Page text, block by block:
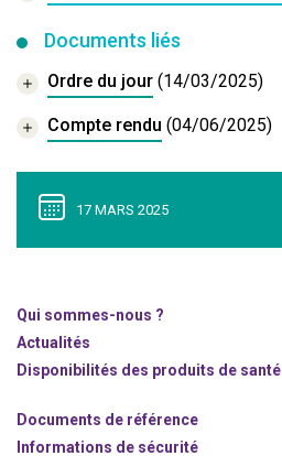
Documents liés
Ordre du jour (14/03/2025)
Compte rendu (04/06/2025)
17 MARS 2025
Qui sommes-nous ?
Actualités
Disponibilités des produits de santé
Documents de référence
Informations de sécurité